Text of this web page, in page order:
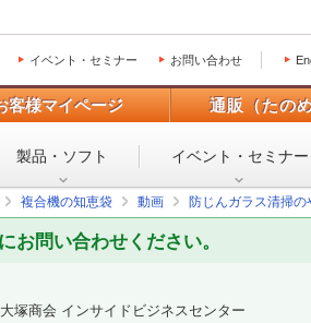
イベント・セミナー お問い合わせ
客様マイページ 通販（たの
製品・ソフト イベント・ セミナー
複合機の知恵袋 動画 防じんガラス清掃の
お問い合わせください。
大塚商会 インサイドビジネスセンター